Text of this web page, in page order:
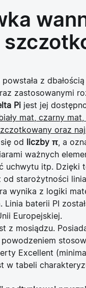
z
zastosowanymi
Pi jest jej
mat, czarny mat,
oraz
od liczby π , a
ważnych
uchwytu itp. Dzięki
starożytności
wynika z logiki
baterii PI
Europejskiej.
z mosiądzu.
Excellent
w tabeli